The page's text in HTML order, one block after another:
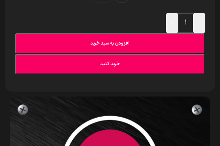
افزودن به سبد خرید
خرید کنید